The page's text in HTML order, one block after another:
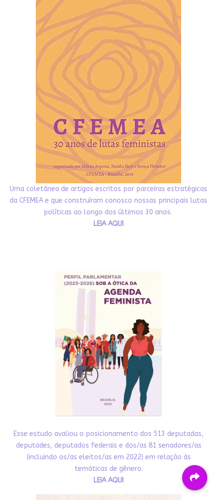
Uma coletânea de artigos escritos por parceiras estratégicas
da CFEMEA e que construíram conosco nossas principais lutas
políticas ao longo dos últimos 30 anos.
LEIA AQUI
Esse estudo avaliou o posicionamento dos 513 deputadas,
deputades, deputados federais e dos/as 81 senadores/as
(incluindo os/as eleitos/as em 2022) em relação às
temáticas de gênero.
LEIA AQUI